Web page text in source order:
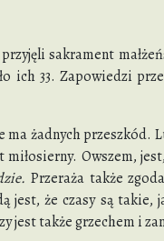
sakrament
ich 33. Zapowiedzi
żadnych przeszkód.
miłosierny. Owszem,
Przeraża także
jest, że czasy są
jest także grzechem i